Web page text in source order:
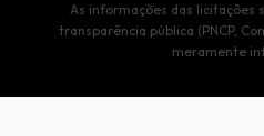
As informações das licitações
transparência pública (PNCP,
meramente